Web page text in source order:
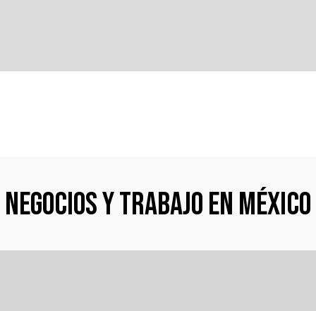
Negocios y trabajo en México